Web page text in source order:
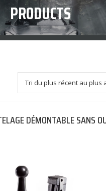
PRODUCTS
DÉMONTABLE SANS